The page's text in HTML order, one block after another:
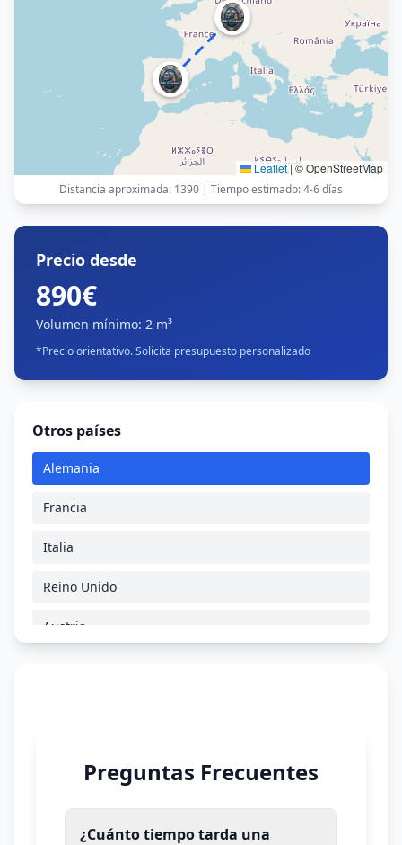
Leaflet|© OpenStreetMap
Distancia aproximada: 1390 | Tiempo estimado:4-6 días
Precio desde
890€
Volumen mínimo: 2 m³
*Precio orientativo. Solicita presupuesto personalizado
Otros países
Alemania
Francia
Italia
Reino Unido
Austria
RumaniaPreguntas Frecuentes
¿Cuánto tiempo tarda una